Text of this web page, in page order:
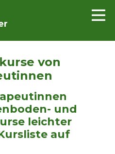
von
und
leichter
auf